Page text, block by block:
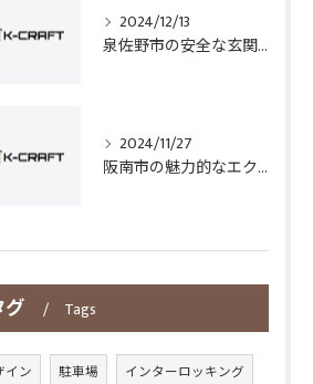
2024/12/13
泉佐野市の安全な玄関手すり設置技術
2024/11/27
阪南市の魅力的なエクステリアデザイン
グ Tags
イン 駐車場 インターロッキング